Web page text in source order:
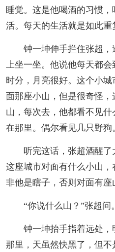
睡觉。这是他喝酒的习惯
活。每天的生活就是如此重
钟一坤伸手拦住张超
上坐一坐。他说他每天都
时分，月亮很好。这个小
面那座小山，但是很奇怪
山，每次去，他都看不见
在那里。偶尔看见几只野狗
听完这话，张超酒醒
这座城市对面有什么小山
非他是瞎子，否则对面有座
“你说什么山？”张超问。
钟一坤抬手指着远处
那里，天虽然快黑了，但不